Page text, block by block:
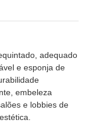
adequado
e esponja de
embeleza
e lobbies de